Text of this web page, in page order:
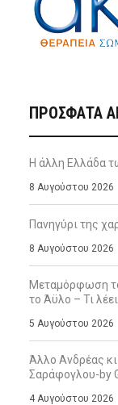
ΠΡΌΣΦΑΤΑ
Η άλλη Ελλάδα
8 Αυγούστου 2026
Πανηγύρι της
8 Αυγούστου 2026
Μεταμόρφωση
το Άϋλο – Τι
5 Αυγούστου 2026
Άλλο Ανδρέας
Σαράφογλου-by
4 Αυγούστου 2026